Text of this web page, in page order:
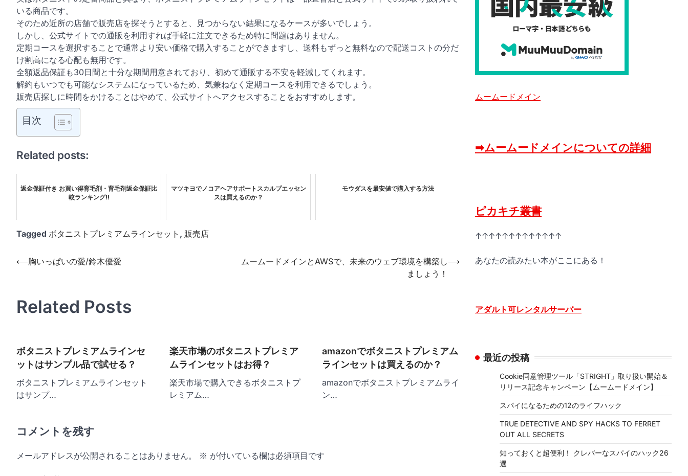
いる商品です。
そのため近所の店舗で販売店を探そうとすると、見つからない結果になるケースが多いでしょう。
しかし、公式サイトでの通販を利用すれば手軽に注文できるため特に問題はありません。
定期コースを選択することで通常より安い価格で購入することができますし、送料もずっと無料なので配送コストの分だ
け割高になる心配も無用です。
全額返品保証も30日間と十分な期間用意されており、初めて通販する不安を軽減してくれます。
解約もいつでも可能なシステムになっているため、気兼ねなく定期コースを利用できるでしょう。
販売店探しに時間をかけることはやめて、公式サイトへアクセスすることをおすすめします。
目次
Related posts:
返金保証付き お買い得育毛剤・育毛剤返金保証比
較ランキング!!
マツキヨでノコアヘアサポートスカルプエッセン
スは買えるのか？
モウダスを最安値で購入する方法
Tagged ボタニストプレミアムラインセット , 販売店
投
ビ
シ
ン
⟵胸いっぱいの愛/鈴木優愛
ムームードメインとAWSで、未来のウェブ環境を構築し
ましょう！
⟶
Related Posts
ボタニストプレミアムラインセ
ットはサンプル品で試せる？
ボタニストプレミアムラインセット
はサンプ…
楽天市場のボタニストプレミア
ムラインセットはお得？
楽天市場で購入できるボタニストプ
レミアム…
amazonでボタニストプレミアム
ラインセットは買えるのか？
amazonでボタニストプレミアムライ
ン…
コメントを残す
メールアドレスが公開されることはありません。 ※ が付いている欄は必須項目です
ムームードメイン
➡ムームードメインについての詳細
ピカキチ叢書
↑↑↑↑↑↑↑↑↑↑↑↑↑
あなたの読みたい本がここにある！
アダルト可レンタルサーバー
最近の投稿
Cookie同意管理ツール「STRIGHT」取り扱い開始＆
リリース記念キャンペーン【ムームードメイン】
スパイになるための12のライフハック
TRUE DETECTIVE AND SPY HACKS TO FERRET
OUT ALL SECRETS
知っておくと超便利！ クレバーなスパイのハック26
選